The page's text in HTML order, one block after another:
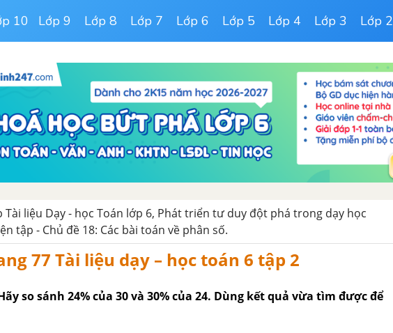
10 Lớp 9 Lớp 8 Lớp 7 Lớp 6 Lớp 5 Lớp 4 Lớp 3 Lớp 2
Tài liệu Dạy - học Toán lớp 6, Phát triển tư duy đột phá trong dạy học
tập - Chủ đề 18: Các bài toán về phân số.
77 Tài liệu dạy – học toán 6 tập 2
so sánh 24% của 30 và 30% của 24. Dùng kết quả vừa tìm được để